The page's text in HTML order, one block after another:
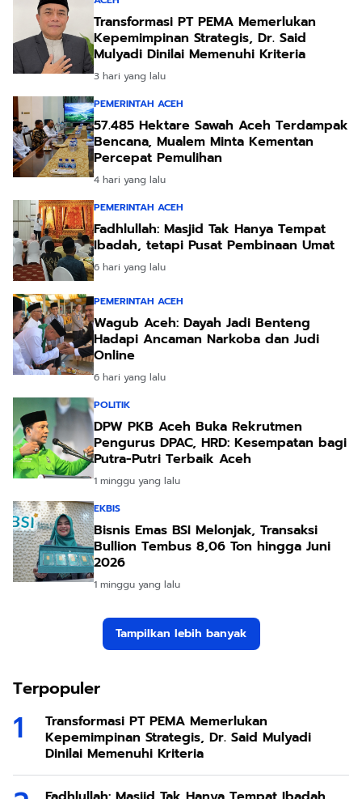
Transformasi PT PEMA Memerlukan
Kepemimpinan Strategis, Dr. Said
Mulyadi Dinilai Memenuhi Kriteria
3 hari yang lalu
PEMERINTAH ACEH
57.485 Hektare Sawah Aceh Terdampak
Bencana, Mualem Minta Kementan
Percepat Pemulihan
4 hari yang lalu
PEMERINTAH ACEH
Fadhlullah: Masjid Tak Hanya Tempat
Ibadah, tetapi Pusat Pembinaan Umat
6 hari yang lalu
PEMERINTAH ACEH
Wagub Aceh: Dayah Jadi Benteng
Hadapi Ancaman Narkoba dan Judi
Online
6 hari yang lalu
POLITIK
DPW PKB Aceh Buka Rekrutmen
Pengurus DPAC, HRD: Kesempatan bagi
Putra-Putri Terbaik Aceh
1 minggu yang lalu
EKBIS
Bisnis Emas BSI Melonjak, Transaksi
Bullion Tembus 8,06 Ton hingga Juni
2026
1 minggu yang lalu
Tampilkan lebih banyak
Terpopuler
Transformasi PT PEMA Memerlukan
Kepemimpinan Strategis, Dr. Said Mulyadi
Dinilai Memenuhi Kriteria